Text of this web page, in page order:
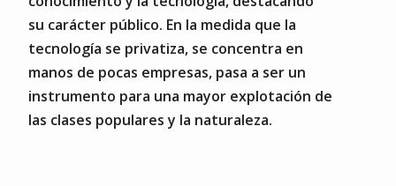
su carácter público. En la medida que la
tecnología se privatiza, se concentra en
manos de pocas empresas, pasa a ser un
instrumento para una mayor explotación de
las clases populares y la naturaleza.